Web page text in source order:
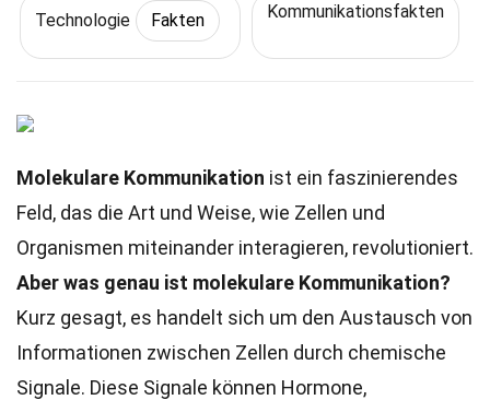
Technologie Fakten Kommunikationsfakten
Molekulare Kommunikation ist ein faszinierendes
Feld, das die Art und Weise, wie Zellen und
Organismen miteinander interagieren, revolutioniert.
Aber was genau ist molekulare Kommunikation?
Kurz gesagt, es handelt sich um den Austausch von
Informationen zwischen Zellen durch chemische
Signale. Diese Signale können Hormone,